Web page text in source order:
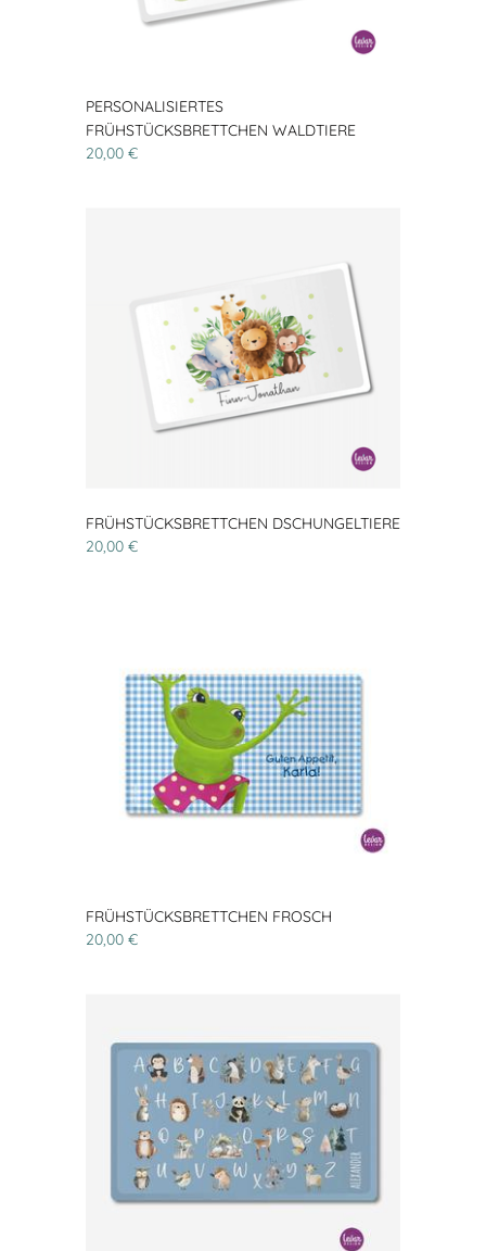
PERSONALISIERTES
FRÜHSTÜCKSBRETTCHEN WALDTIERE
20,00 €
FRÜHSTÜCKSBRETTCHEN DSCHUNGELTIERE
20,00 €
FRÜHSTÜCKSBRETTCHEN FROSCH
20,00 €